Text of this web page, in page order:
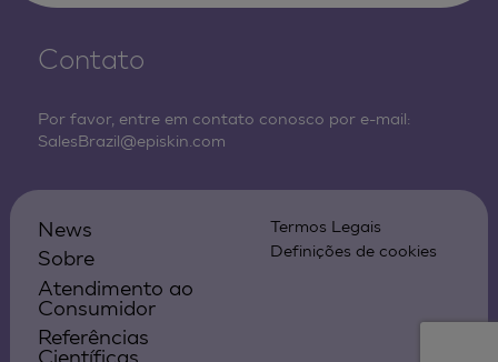
Contato
Por favor, entre em contato conosco por e-mail:
SalesBrazil@episkin.com
News
Sobre
Atendimento ao
Consumidor
Referências
Científicas
Termos Legais
Definições de cookies